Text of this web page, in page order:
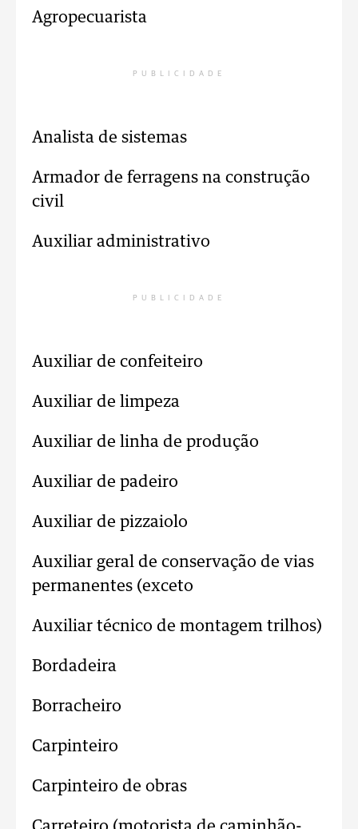
Agropecuarista
PUBLICIDADE
Analista de sistemas
Armador de ferragens na construção
civil
Auxiliar administrativo
PUBLICIDADE
Auxiliar de confeiteiro
Auxiliar de limpeza
Auxiliar de linha de produção
Auxiliar de padeiro
Auxiliar de pizzaiolo
Auxiliar geral de conservação de vias
permanentes (exceto
Auxiliar técnico de montagem trilhos)
Bordadeira
Borracheiro
Carpinteiro
Carpinteiro de obras